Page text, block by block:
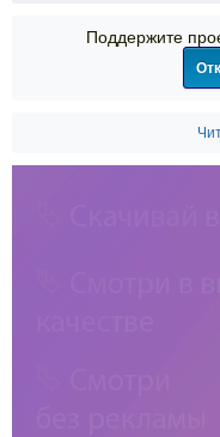
Поддержите